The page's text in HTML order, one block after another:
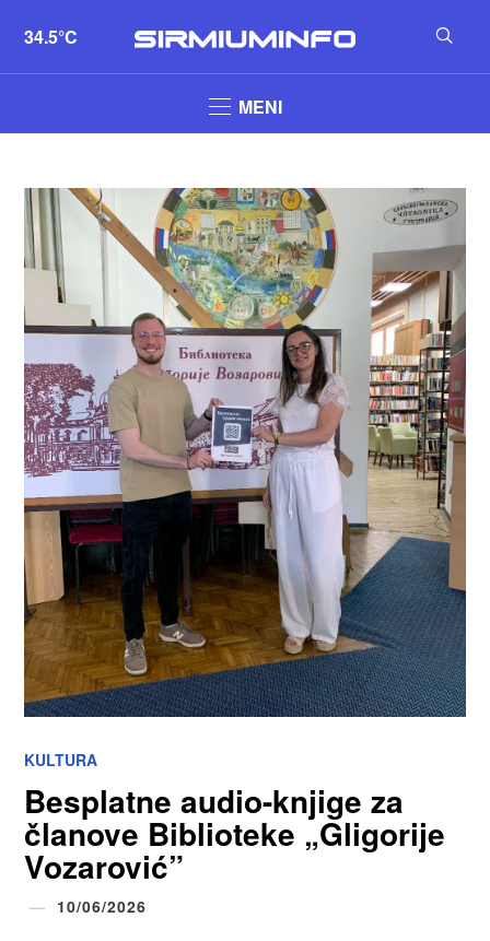
34.5°C
MENI
KULTURA
Besplatne audio-knjige za
članove Biblioteke „Gligorije
Vozarović”
10/06/2026